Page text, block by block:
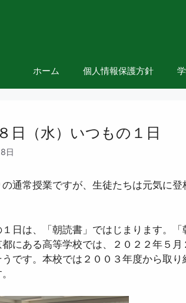
ホーム 個人情報保護方針
日（水）いつもの１日
日
の通常授業ですが、生徒たちは元気に登
１日は、「朝読書」ではじまります。
都にある高等学校では、２０２２年５
うです。本校では２００３年度から取